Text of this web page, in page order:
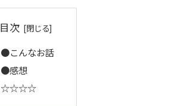
目次
●こんなお話
●感想
☆☆☆☆